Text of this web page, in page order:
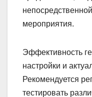
мероприятия.
Эффективность
настройки и
Рекомендуется
тестировать